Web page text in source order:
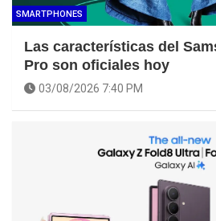
SMARTPHONES
Las características del
Pro son oficiales hoy
03/08/2026 7:40 PM